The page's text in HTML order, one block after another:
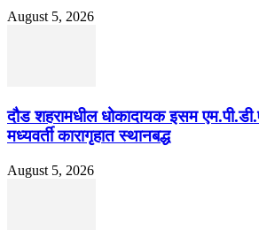
August 5, 2026
दौड शहरामधील धोकादायक इसम
मध्यवर्ती कारागृहात स्थानबद्ध
August 5, 2026